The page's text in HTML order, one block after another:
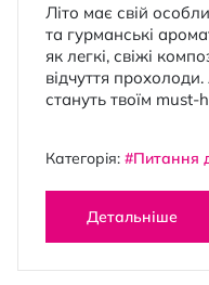
Літо має свій
та гурманські
як легкі, свіжі
відчуття
стануть твоїм must-
Категорія: #Питання
Детальніше